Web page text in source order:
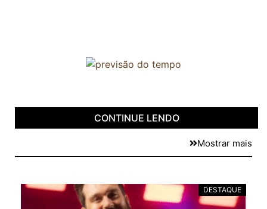
CONTINUE LENDO
Mostrar mais
DESTAQUE